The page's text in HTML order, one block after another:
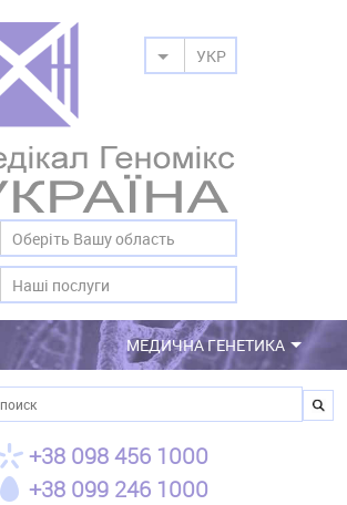
УКР
Оберіть Вашу область
Наші послуги
МЕДИЧНА ГЕНЕТИКА
+38 098 456 1000
+38 099 246 1000